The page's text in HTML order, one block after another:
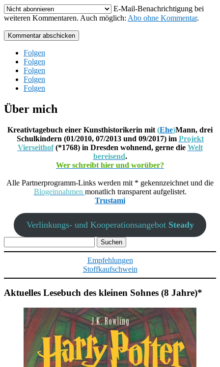
E-Mail-Benachrichtigung bei
weiteren Kommentaren. Auch möglich: Abo ohne Kommentar.
Kommentar abschicken
Folgen
Folgen
Folgen
Folgen
Folgen
Über mich
Kreativtagebuch einer Kunsthistorikerin mit (Ehe)Mann, drei
Schulkindern (01/2010, 07/2013 und 09/2017) im Projekt
Vierseithof(*1768) in Dresden wohnend, gerne die Welt
bereisend.
Wer schreibt hier und worüber?
Alle Partnerprogramm-Links werden mit * gekennzeichnet und die
Blogeinnahmen monatlich transparent aufgelistet.
Trustami
Verlinkungs- und Kooperationsangebot Steady
nach:
Empfehlungen
Stoffkaufschwein
Aktuelles Lesebuch des kleinen Sohnes (8 Jahre)*